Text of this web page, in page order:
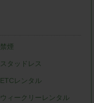
禁煙
スタッドレス
ETCレンタル
ウィークリーレンタル